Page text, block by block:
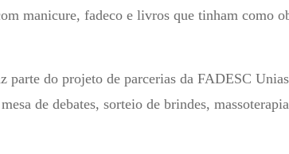
manicure, fadeco e livros que tinham como
parte do projeto de parcerias da FADESC
de debates, sorteio de brindes,